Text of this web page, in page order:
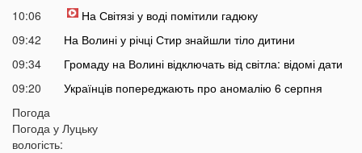
10:06
На Світязі у воді помітили гадюку
09:42
На Волині у річці Стир знайшли тіло дитини
09:34
Громаду на Волині відключать від світла: відомі дати
09:20
Українців попереджають про аномалію 6 серпня
09:05
вважався зниклим безвісти
Погода
Погода у Луцьку
вологість: